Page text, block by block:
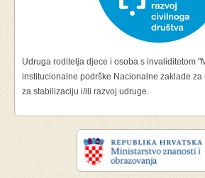
Udruga roditelja djece i osoba s invaliditetom
institucionalne podrške Nacionalne zaklade
za stabilizaciju i/ili razvoj udruge.